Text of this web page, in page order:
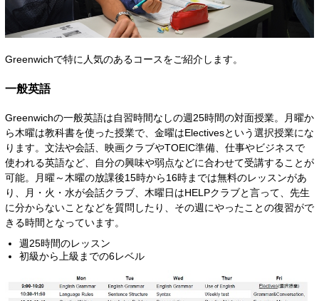
Greenwichで特に人気のあるコースをご紹介します。
一般英語
Greenwichの一般英語は自習時間なしの週25時間の対面授業。月曜か
ら木曜は教科書を使った授業で、金曜はElectivesという選択授業にな
ります。文法や会話、映画クラブやTOEIC準備、仕事やビジネスで
使われる英語など、自分の興味や弱点などに合わせて受講することが
可能。月曜～木曜の放課後15時から16時までは無料のレッスンがあ
り、月・火・水が会話クラブ、木曜日はHELPクラブと言って、先生
に分からないことなどを質問したり、その週にやったことの復習がで
きる時間となっています。
週25時間のレッスン
初級から上級までの6レベル